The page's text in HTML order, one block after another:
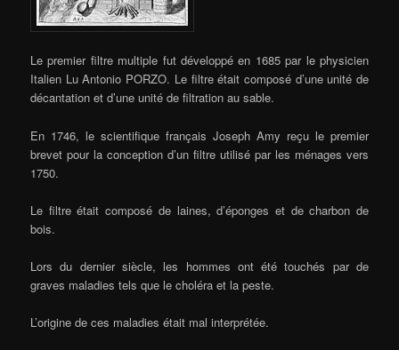
Le premier filtre multiple fut développé en 1685 par le physicien
Italien Lu Antonio PORZO. Le filtre était composé d’une unité de
décantation et d’une unité de filtration au sable.
En 1746, le scientifique français Joseph Amy reçu le premier
brevet pour la conception d’un filtre utilisé par les ménages vers
1750.
Le filtre était composé de laines, d’éponges et de charbon de
bois.
Lors du dernier siècle, les hommes ont été touchés par de
graves maladies tels que le choléra et la peste.
L’origine de ces maladies était mal interprétée.